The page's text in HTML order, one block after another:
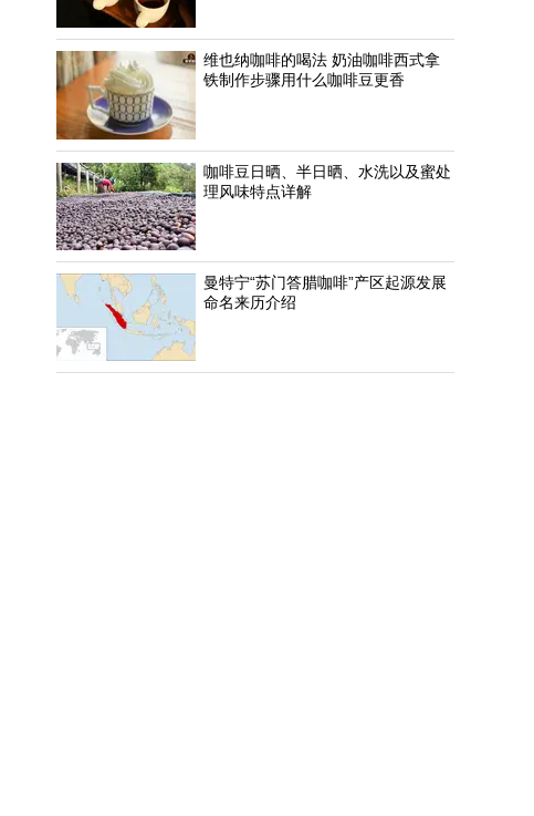
维也纳咖啡的喝法 奶油咖啡西式拿
铁制作步骤用什么咖啡豆更香
咖啡豆日晒、半日晒、水洗以及蜜处
理风味特点详解
曼特宁“苏门答腊咖啡”产区起源发展
命名来历介绍